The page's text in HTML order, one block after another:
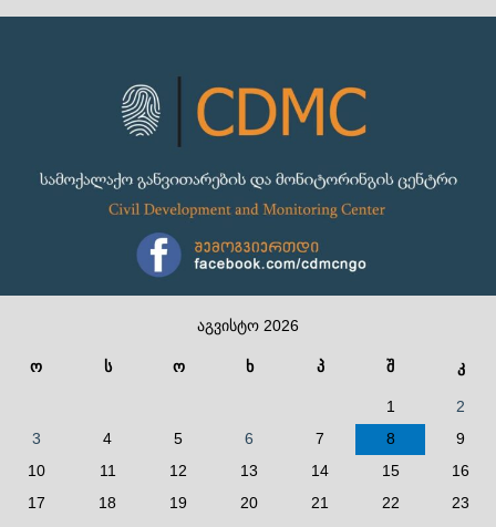
აგვისტო 2026
ო ს ო ხ პ შ კ
1
2
3
4 5 6 7 8
9
10
11 12 13 14 15
16
17
18 19 20 21 22 23